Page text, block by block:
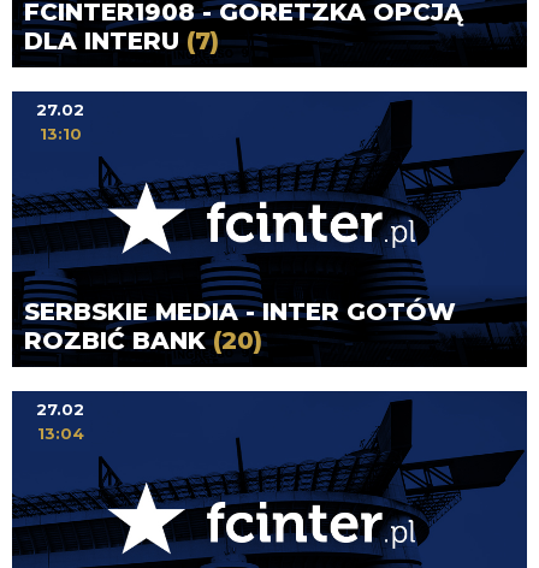
FCINTER1908 - GORETZKA OPCJĄ
DLA INTERU (7)
SERBSKIE MEDIA - INTER GOTÓW
ROZBIĆ BANK(20)
27.02
13:10
27.02
13:04